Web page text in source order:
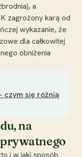
a
zagrożony karą od
wykazanie, że
dla całkowitej
obniżenia
się różnią
na
i w jaki sposób